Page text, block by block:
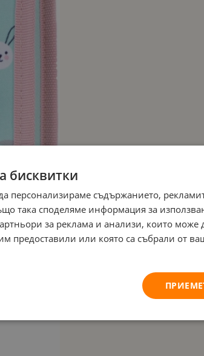
бисквитки
персонализираме съдържанието,
така споделяме информация за
за реклама и анализи, които може
предоставили или която са събрали от